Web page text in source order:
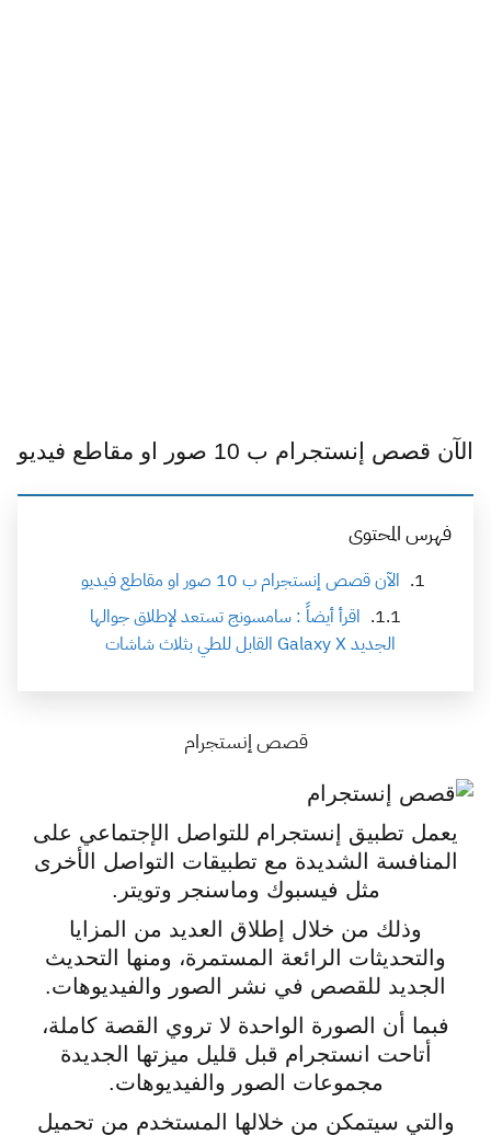
الآن قصص إنستجرام ب 10 صور او مقاطع فيديو
فهرس المحتوى
الآن قصص إنستجرام ب 10 صور او مقاطع فيديو
اقرأ أيضاً : سامسونج تستعد لإطلاق جوالها
الجديد Galaxy X القابل للطي بثلاث شاشات
قصص إنستجرام
يعمل تطبيق إنستجرام للتواصل الإجتماعي على
المنافسة الشديدة مع تطبيقات التواصل الأخرى
مثل فيسبوك وماسنجر وتويتر.
وذلك من خلال إطلاق العديد من المزايا
والتحديثات الرائعة المستمرة، ومنها التحديث
الجديد للقصص في نشر الصور والفيديوهات.
فبما أن الصورة الواحدة لا تروي القصة كاملة،
أتاحت انستجرام قبل قليل ميزتها الجديدة
مجموعات الصور والفيديوهات.
والتي سيتمكن من خلالها المستخدم من تحميل